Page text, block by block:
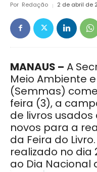
Amazônia
Por Redação 2 de abril de
MANAUS – A
Meio Ambiente
(Semmas)
feira (3), a
de livros
novos para a
da Feira do
realizado no dia
ao Dia Nacional